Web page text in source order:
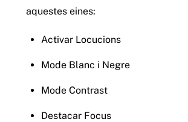
aquestes eines:
Activar Locucions
Mode Blanc i Negre
Mode Contrast
Destacar Focus